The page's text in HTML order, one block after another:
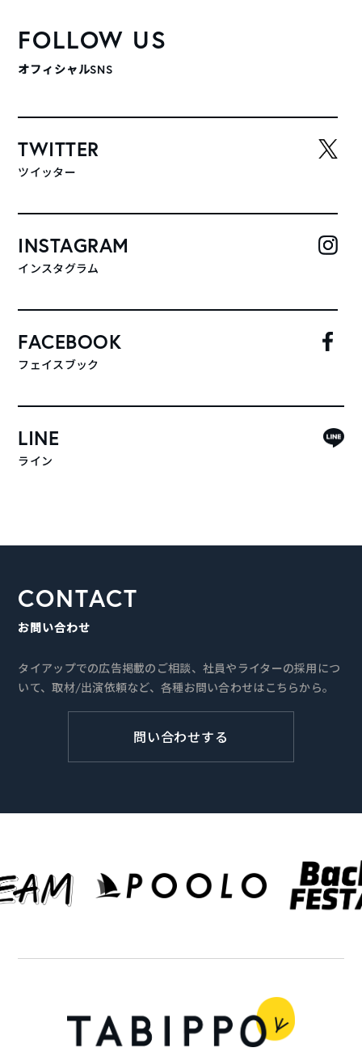
FOLLOW US
オフィシャルSNS
TWITTER
ツイッター
INSTAGRAM
インスタグラム
FACEBOOK
フェイスブック
LINE
ライン
CONTACT
お問い合わせ
タイアップでの広告掲載のご相談、社員やライターの採用につ
いて、取材/出演依頼など、各種お問い合わせはこちらから。
問い合わせする